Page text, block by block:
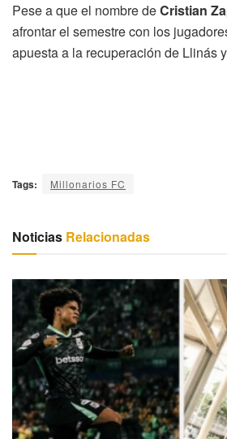
Pese a que el nombre deCristian
afrontar el semestre con los
apuesta a la recuperación de Llinás
Tags: Millonarios FC
Noticias Relacionadas